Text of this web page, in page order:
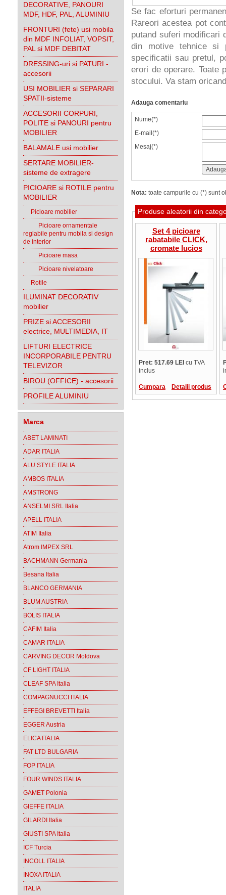
DECORATIVE, PANOURI
MDF, HDF, PAL, ALUMINIU
FRONTURI (fete) usi mobila
din MDF INFOLIAT, VOPSIT,
PAL si MDF DEBITAT
DRESSING-uri si PATURI -
accesorii
USI MOBILIER si SEPARARI
SPATII-sisteme
ACCESORII CORPURI,
POLITE si PANOURI pentru
MOBILIER
BALAMALE usi mobilier
SERTARE MOBILIER-
sisteme de extragere
PICIOARE si ROTILE pentru
MOBILIER
Picioare mobilier
Picioare ornamentale
reglabile pentru mobila si design
de interior
Picioare masa
Picioare nivelatoare
Rotile
ILUMINAT DECORATIV
mobilier
PRIZE si ACCESORII
electrice, MULTIMEDIA, IT
LIFTURI ELECTRICE
INCORPORABILE PENTRU
TELEVIZOR
BIROU (OFFICE) - accesorii
PROFILE ALUMINIU
Marca
ABET LAMINATI
ADAR ITALIA
ALU STYLE ITALIA
AMBOS ITALIA
AMSTRONG
ANSELMI SRL Italia
APELL ITALIA
ATIM Italia
Atrom IMPEX SRL
BACHMANN Germania
Besana Italia
BLANCO GERMANIA
BLUM AUSTRIA
BOLIS ITALIA
CAFIM Italia
CAMAR ITALIA
CARVING DECOR Moldova
CF LIGHT ITALIA
CLEAF SPA Italia
COMPAGNUCCI ITALIA
EFFEGI BREVETTI Italia
EGGER Austria
ELICA ITALIA
FAT LTD BULGARIA
FOP ITALIA
FOUR WINDS ITALIA
GAMET Polonia
GIEFFE ITALIA
GILARDI Italia
GIUSTI SPA Italia
ICF Turcia
INCOLL ITALIA
INOXA ITALIA
ITALIA
Se fac eforturi
Rareori acestea pot
putand suferi modificari
din motive tehnice si
specificatii sau pretul,
erori de operare. Toate
stocului. Va stam
Adauga comentariu
Nume(*)
E-mail(*)
Mesaj(*)
Nota: toate campurile cu (*) sunt
Produse aleatorii din
Set 4 picioare
rabatabile CLICK,
cromate lucios
Pret: 517.69 LEI cu TVA
inclus
Cumpara Detalii produs